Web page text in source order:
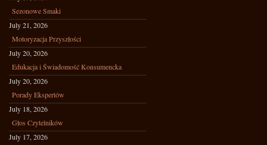
Sezonowe Smaki
July 21, 2026
Motoryzacja Przyszłości
July 20, 2026
Edukacja i Świadomość Konsumencka
July 20, 2026
Porady Ekspertów
July 18, 2026
Głos Czytelników
July 17, 2026